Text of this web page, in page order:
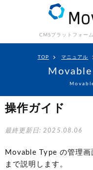
CMSプラットフォー
TOP マニュアル
操作ガイド
最終更新日: 2025.08.06
Movable Type の管理画
まで説明します。